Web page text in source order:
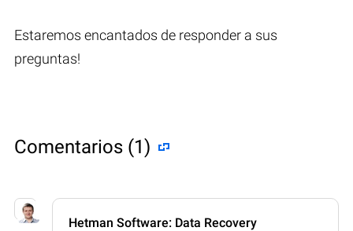
Estaremos encantados de responder a sus
preguntas!
Comentarios (1)
Hetman Software: Data Recovery